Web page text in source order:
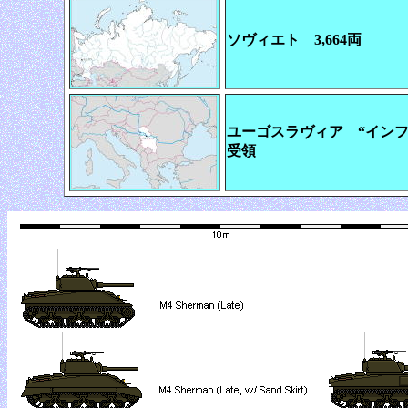
ソヴィエト 3,664両
ユーゴスラヴィア “イン
受領